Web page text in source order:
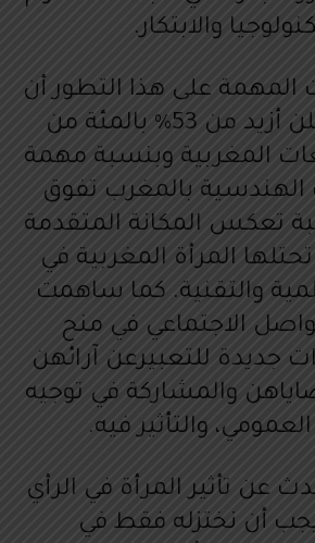
والابتكار.
على هذا التطور أن
النساء يشكلن أزيد من 53% بالمئة من
المغربية وبنسبة مهمة
الهندسية بالمغرب تفوق
تعكس المكانة المتقدمة
المرأة المغربية في
والتقنية. كما ساهمت
الاجتماعي في منح
جديدة للتعبيرعن آرائهن
والمشاركة في توجيه
والتأثير فيه.
عن تأثير المرأة في الرأي
يجب أن نختزله فقط في